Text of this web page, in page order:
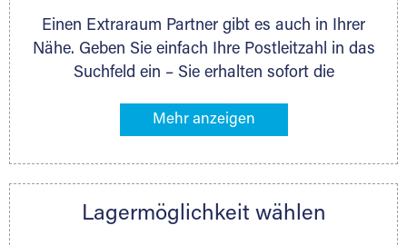
Einen Extraraum Partner gibt es auch in Ihrer
Nähe. Geben Sie einfach Ihre Postleitzahl in das
Suchfeld ein – Sie erhalten sofort die
Lagermöglichkeiten in Ihrer Nähe. An zahlreichen
direkt online mieten. Gibt es Extraraum noch
nächstgelegenen Partner und besprechen alles
Lagermöglichkeit wählen